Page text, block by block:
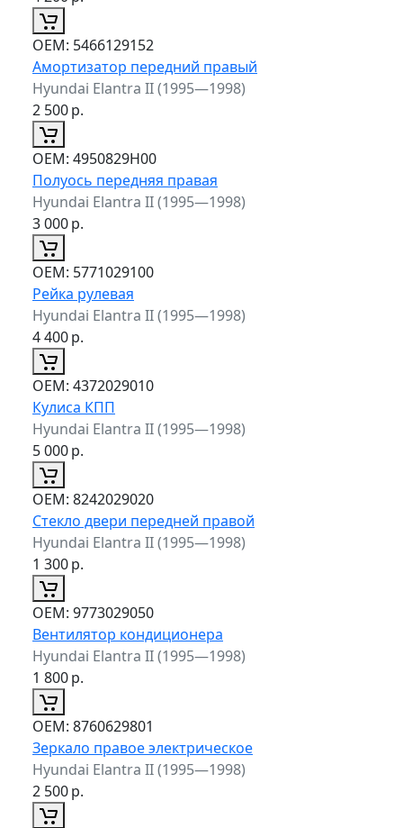
ОЕМ: 5466129152
Амортизатор передний правый
Hyundai Elantra II (1995—1998)
2 500р.
ОЕМ: 4950829H00
Полуось передняя правая
Hyundai Elantra II (1995—1998)
3 000р.
ОЕМ: 5771029100
Рейка рулевая
Hyundai Elantra II (1995—1998)
4 400р.
ОЕМ: 4372029010
Кулиса КПП
Hyundai Elantra II (1995—1998)
5 000р.
ОЕМ: 8242029020
Стекло двери передней правой
Hyundai Elantra II (1995—1998)
1 300р.
ОЕМ: 9773029050
Вентилятор кондиционера
Hyundai Elantra II (1995—1998)
1 800р.
ОЕМ: 8760629801
Зеркало правое электрическое
Hyundai Elantra II (1995—1998)
2 500р.